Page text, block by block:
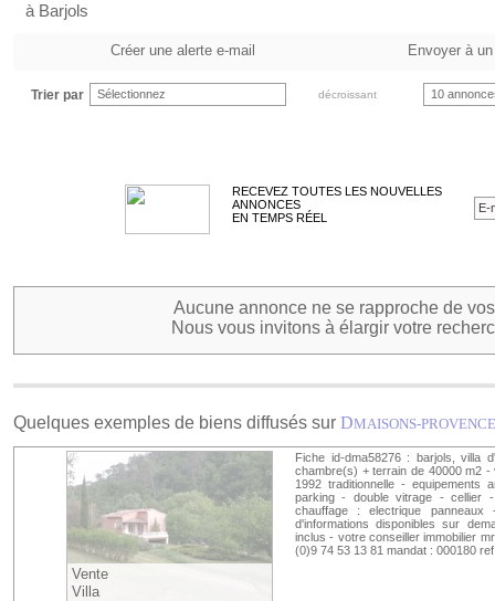
à Barjols
Créer une alerte e-mail Envoyer à
Trier par Sélectionnez décroissant 10
RECEVEZ TOUTES LES NOUVELLES
ANNONCES
EN TEMPS RÉEL
Aucune annonce ne se rapproche de
Nous vous invitons à élargir votre
Quelques exemples de biens diffusés sur DMAISONS-PROVENCE
Vente
Villa
Fiche id-dma58276 : barjols, villa
chambre(s) + terrain de 40000 m2
1992 traditionnelle -
parking - double vitrage - cellier
chauffage : electrique
d'informations disponibles sur
inclus - votre conseiller immobilier
(0)9 74 53 13 81 mandat : 000180